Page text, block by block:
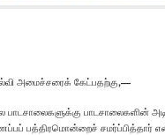
அமைச்சரைக் கேட்பதற்கு,—
பாடசாலைகளுக்கு
பத்திரமொன்றைச் சமர்ப்பித்தார்